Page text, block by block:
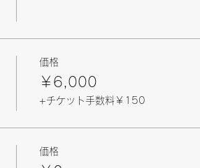
価格
￥6,000
+チケット手数料￥150
価格